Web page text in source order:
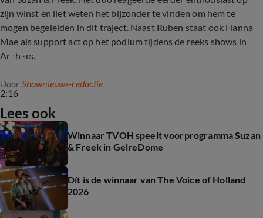
zijn winst en liet weten het bijzonder te vinden om hem te
mogen begeleiden in dit traject. Naast Ruben staat ook Hanna
Mae als support act op het podium tijdens de reeks shows in
Arnhem.
2:16
Ruben Hillen reageert op winst bij The Voice
Door Shownieuws-redactie
Lees ook
Winnaar TVOH speelt voorprogramma Suzan
& Freek in GelreDome
Dít is de winnaar van The Voice of Holland
2026